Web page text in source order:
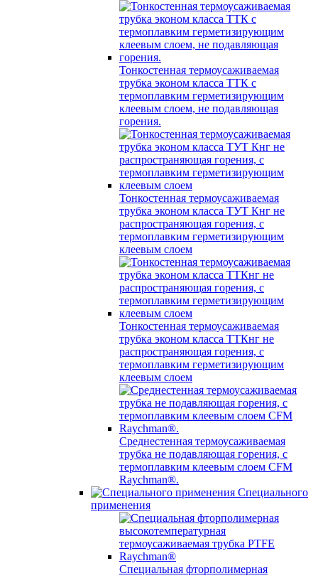
Тонкостенная термоусаживаемая
трубка эконом класса ТТК с
термоплавким герметизирующим
клеевым слоем, не подавляющая
горения.
Тонкостенная термоусаживаемая
трубка эконом класса ТУТ Кнг не
распространяющая горения, с
термоплавким герметизирующим
клеевым слоем
Тонкостенная термоусаживаемая
трубка эконом класса ТТКнг не
распространяющая горения, с
термоплавким герметизирующим
клеевым слоем
Среднестенная термоусаживаемая
трубка не подавляющая горения, с
термоплавким клеевым слоем CFM
Raychman®.
Специального
применения
Специальная фторполимерная